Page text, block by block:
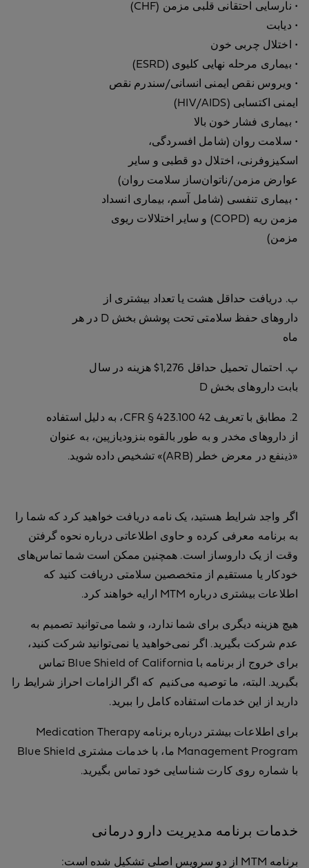
• نارسایی احتقانی قلبی مزمن (CHF)
• دیابت
• اختلال چربی خون
• بیماری مرحله نهایی کلیوی (ESRD)
• ویروس نقص ایمنی انسانی/سندرم نقص
ایمنی اکتسابی (HIV/AIDS)
• بیماری فشار خون بالا
• سلامت روان (شامل افسردگی،
اسکیزوفرنی، اختلال دو قطبی و سایر
عوارض مزمن/ناتوان‌ساز سلامت روان)
• بیماری تنفسی (شامل آسم، بیماری انسداد
مزمن ریه (COPD) و سایر اختلالات ریوی
مزمن)
ب. دریافت حداقل هشت یا تعداد بیشتری از
داروهای حفظ سلامتی تحت پوشش بخش D در هر
ماه
پ. احتمال تحمیل حداقل 1,276$ هزینه در سال
بابت داروهای بخش D
2. مطابق با تعریف 42 CFR § 423.100، به دلیل استفاده
از داروهای مخدر و به طور بالقوه بنزودیازپین، به عنوان
«ذینفع در معرض خطر (ARB)» تشخیص داده شوید.
اگر واجد شرایط هستید، یک نامه دریافت خواهید کرد که شما را
به برنامه معرفی کرده و حاوی اطلاعاتی درباره نحوه گرفتن
وقت از یک داروساز است. همچنین ممکن است شما تماس‌های
خودکار یا مستقیم از متخصصین سلامتی دریافت کنید که
اطلاعات بیشتری درباره MTM ارایه خواهند کرد.
هیچ هزینه دیگری برای شما ندارد، و شما می‌توانید تصمیم به
عدم شرکت بگیرید. اگر نمی‌خواهید یا نمی‌توانید شرکت کنید،
برای خروج از برنامه با Blue Shield of California تماس
بگیرید. البته، ما توصیه می‌کنیم که اگر الزامات احراز شرایط را
دارید از این خدمات استفاده کامل را ببرید.
برای اطلاعات بیشتر درباره برنامه Medication Therapy
Management Program ما، با خدمات مشتری Blue Shield
با شماره روی کارت شناسایی خود تماس بگیرید.
خدمات برنامه مدیریت دارو درمانی
برنامه MTM از دو سرویس اصلی تشکیل شده است: